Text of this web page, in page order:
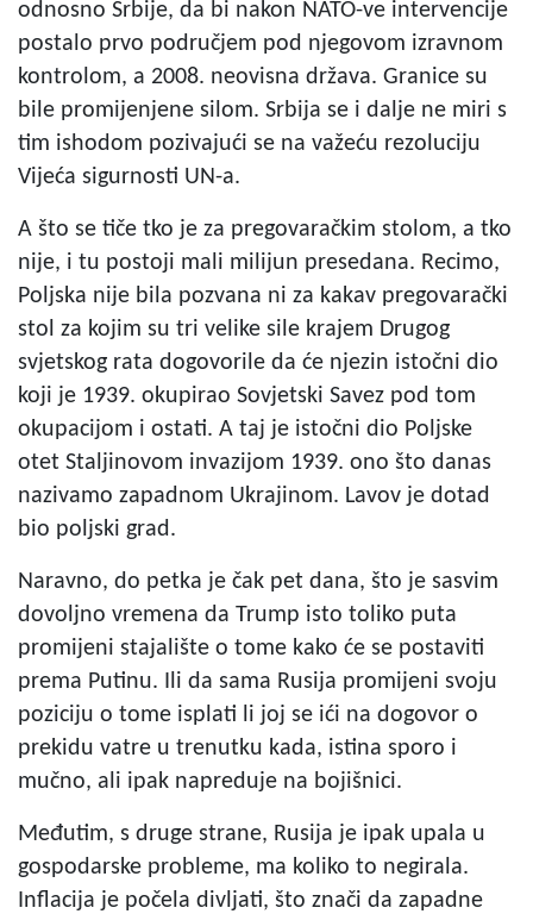
odnosno Srbije, da bi nakon NATO-ve intervencije
postalo prvo područjem pod njegovom izravnom
kontrolom, a 2008. neovisna država. Granice su
bile promijenjene silom. Srbija se i dalje ne miri s
tim ishodom pozivajući se na važeću rezoluciju
Vijeća sigurnosti UN-a.
A što se tiče tko je za pregovaračkim stolom, a tko
nije, i tu postoji mali milijun presedana. Recimo,
Poljska nije bila pozvana ni za kakav pregovarački
stol za kojim su tri velike sile krajem Drugog
svjetskog rata dogovorile da će njezin istočni dio
koji je 1939. okupirao Sovjetski Savez pod tom
okupacijom i ostati. A taj je istočni dio Poljske
otet Staljinovom invazijom 1939. ono što danas
nazivamo zapadnom Ukrajinom. Lavov je dotad
bio poljski grad.
Naravno, do petka je čak pet dana, što je sasvim
dovoljno vremena da Trump isto toliko puta
promijeni stajalište o tome kako će se postaviti
prema Putinu. Ili da sama Rusija promijeni svoju
poziciju o tome isplati li joj se ići na dogovor o
prekidu vatre u trenutku kada, istina sporo i
mučno, ali ipak napreduje na bojišnici.
Međutim, s druge strane, Rusija je ipak upala u
gospodarske probleme, ma koliko to negirala.
Inflacija je počela divljati, što znači da zapadne